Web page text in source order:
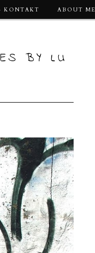
KONTAKT ABOUT ME
BY LU